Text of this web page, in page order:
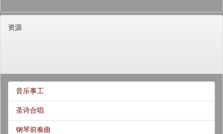
资源
音乐事工
圣诗合唱
钢琴前奏曲